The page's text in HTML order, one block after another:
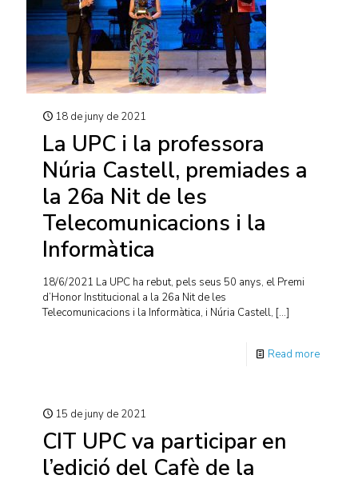
18 de juny de 2021
La UPC i la professora
Núria Castell, premiades a
la 26a Nit de les
Telecomunicacions i la
Informàtica
18/6/2021 La UPC ha rebut, pels seus 50 anys, el Premi
d’Honor Institucional a la 26a Nit de les
Telecomunicacions i la Informàtica, i Núria Castell, […]
Read more
15 de juny de 2021
CIT UPC va participar en
l’edició del Cafè de la